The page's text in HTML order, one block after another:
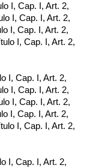
I, Cap. I, Art. 2,
I, Cap. I, Art. 2,
I, Cap. I, Art. 2,
I, Cap. I, Art. 2,
I, Cap. I, Art. 2,
I, Cap. I, Art. 2,
I, Cap. I, Art. 2,
I, Cap. I, Art. 2,
I, Cap. I, Art. 2,
I, Cap. I, Art. 2,